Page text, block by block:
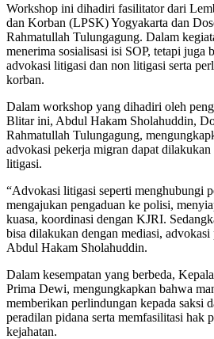
Workshop ini dihadiri fasilitator dari
dan Korban (LPSK) Yogyakarta dan
Rahmatullah Tulungagung. Dalam
menerima sosialisasi isi SOP, tetapi juga
advokasi litigasi dan non litigasi serta
korban.
Dalam workshop yang dihadiri oleh
Blitar ini, Abdul Hakam Sholahuddin,
Rahmatullah Tulungagung,
advokasi pekerja migran dapat
litigasi.
“Advokasi litigasi seperti menghubungi
mengajukan pengaduan ke polisi,
kuasa, koordinasi dengan KJRI.
bisa dilakukan dengan mediasi,
Abdul Hakam Sholahuddin.
Dalam kesempatan yang berbeda,
Prima Dewi, mengungkapkan bahwa
memberikan perlindungan kepada saksi
peradilan pidana serta memfasilitasi hak
kejahatan.